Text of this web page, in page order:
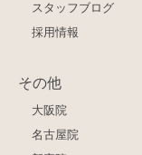
スタッフブログ
採用情報
その他
大阪院
名古屋院